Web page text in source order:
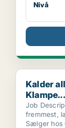
Nivå
Kalder alle
Kalder
Klampe...
Job
fremmest,
Sælger hos